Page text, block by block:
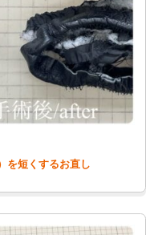
を短くするお直し